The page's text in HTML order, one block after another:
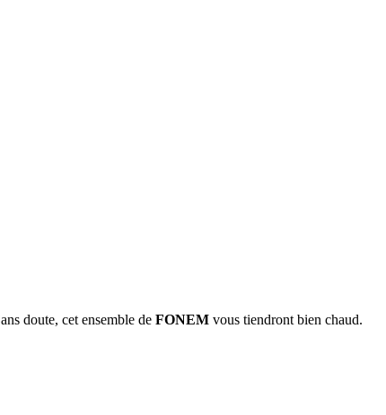
doute, cet ensemble de FONEM vous tiendront bien chaud.